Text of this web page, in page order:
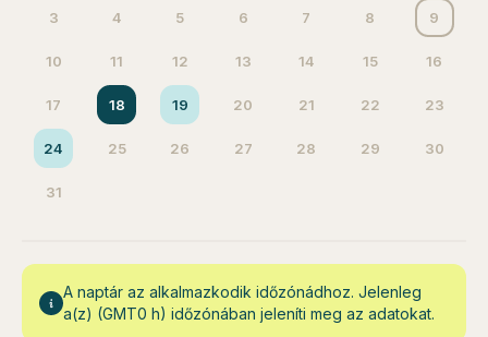
3 4 5 6 7 8 9
10 11 12 13 14 15 16
17 18 19 20 21 22 23
24 25 26 27 28 29 30
31
A naptár az alkalmazkodik időzónádhoz. Jelenleg
a(z) (GMT0 h) időzónában jeleníti meg az adatokat.